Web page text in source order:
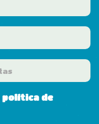
política de